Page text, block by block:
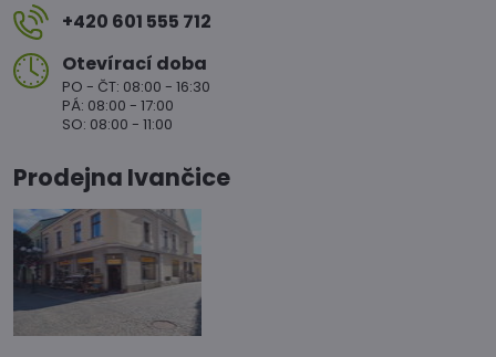
+420 601 555 712
Otevírací doba
PO - ČT: 08:00 - 16:30
PÁ: 08:00 - 17:00
SO: 08:00 - 11:00
Prodejna Ivančice